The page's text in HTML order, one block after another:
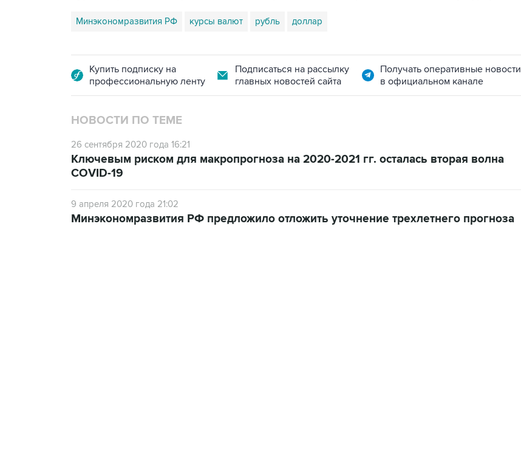
Минэкономразвития РФ курсы валют рубль доллар
Купить подписку на
профессиональную ленту
Подписаться на рассылку
главных новостей сайта
Получать оперативные новости
в официальном канале
НОВОСТИ ПО ТЕМЕ
26 сентября 2020 года 16:21
Ключевым риском для макропрогноза на 2020-2021 гг. осталась вторая волна
COVID-19
9 апреля 2020 года 21:02
Минэкономразвития РФ предложило отложить уточнение трехлетнего прогноза